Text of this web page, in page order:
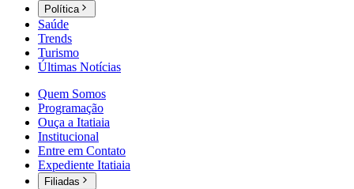
Política
Saúde
Trends
Turismo
Últimas Notícias
Quem Somos
Programação
Ouça a Itatiaia
Institucional
Entre em Contato
Expediente Itatiaia
Filiadas